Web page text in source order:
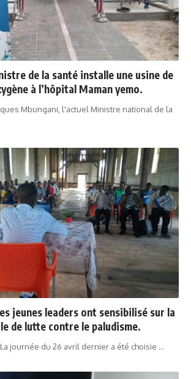
de la santé installe une usine de
à l’hôpital Maman yemo.
Mbungani, l'actuel Ministre national de la
jeunes leaders ont sensibilisé sur la
de lutte contre le paludisme.
journée du 26 avril dernier a été choisie …